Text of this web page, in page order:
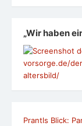
„Wir haben
vorsorge.de/
altersbild/
Prantls Blick: